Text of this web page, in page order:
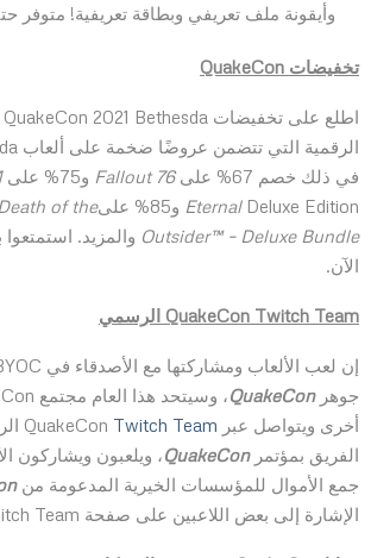
وأيقونة ملف تعريفي وبطاقة تعريفية! متوفر حتى 23 من
تخفيضات QuakeCon
في ذلك خصم 67% على
Fallout 76 و75% على
EternalDeluxe Edition و85% على
of the
Outsider™ – Deluxe Bundle والمزيد.
الآن.
QuakeCon Twitch Team الرسمي
جوهرQuakeCon
أخرى ويتواصل عبر QuakeCon Twitch Team
الفريق بمؤتمرQuakeCon، ويلعبون ويشاركون
جمع الأموال للمؤسسات الخيرية المدعومة من
الإشارة إلى بعض اللاعبين على صفحة Team.